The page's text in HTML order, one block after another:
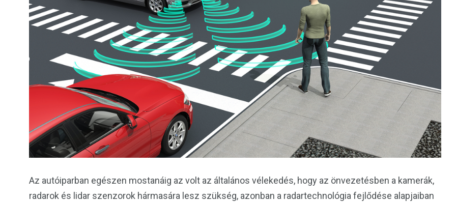
Az autóiparban egészen mostanáig az volt az általános vélekedés, hogy az önvezetésben a kamerák,
radarok és lidar szenzorok hármasára lesz szükség, azonban a radartechnológia fejlődése alapjaiban